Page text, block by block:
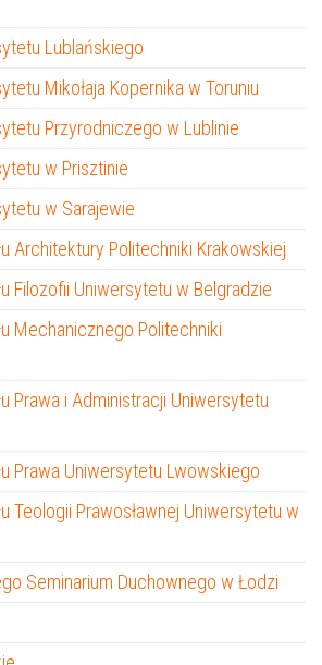
Lublańskiego
Mikołaja Kopernika w Toruniu
Przyrodniczego w Lublinie
w Prisztinie
w Sarajewie
Architektury Politechniki Krakowskiej
Filozofii Uniwersytetu w Belgradzie
Mechanicznego Politechniki
Prawa i Administracji Uniwersytetu
Prawa Uniwersytetu Lwowskiego
Teologii Prawosławnej Uniwersytetu w
Seminarium Duchownego w Łodzi